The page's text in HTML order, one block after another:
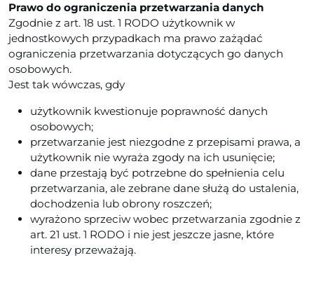
Prawo do ograniczenia przetwarzania danych
Zgodnie z art. 18 ust. 1 RODO użytkownik w
jednostkowych przypadkach ma prawo zażądać
ograniczenia przetwarzania dotyczących go danych
osobowych.
Jest tak wówczas, gdy
użytkownik kwestionuje poprawność danych
osobowych;
przetwarzanie jest niezgodne z przepisami prawa, a
użytkownik nie wyraża zgody na ich usunięcie;
dane przestają być potrzebne do spełnienia celu
przetwarzania, ale zebrane dane służą do ustalenia,
dochodzenia lub obrony roszczeń;
wyrażono sprzeciw wobec przetwarzania zgodnie z
art. 21 ust. 1 RODO i nie jest jeszcze jasne, które
interesy przeważają.